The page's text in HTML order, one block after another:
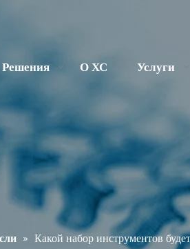
Решения О ХС Услуги
» Какой набор инструментов